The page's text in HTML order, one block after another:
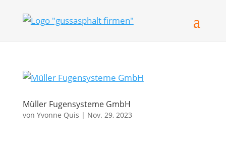
Müller Fugensysteme GmbH
von Yvonne Quis | Nov. 29, 2023